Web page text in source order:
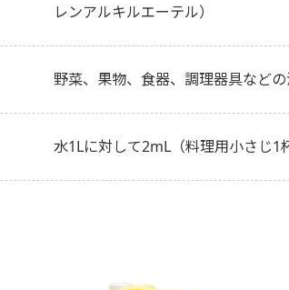
レンアルキルエーテル）
野菜、果物、食器、調理器具など
水1Lに対して2mL（料理用小さじ1